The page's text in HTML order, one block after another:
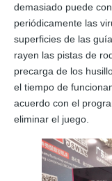
demasiado puede
periódicamente las
superficies de las
rayen las pistas de
precarga de los
el tiempo de
acuerdo con el
eliminar el juego.